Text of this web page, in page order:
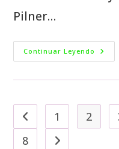
Pilner…
Continuar Leyendo
1 2
8